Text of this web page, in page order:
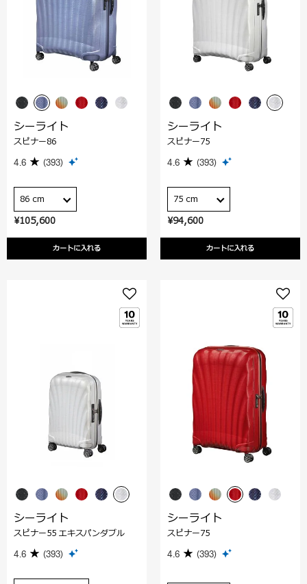
¥105,600
カートに入れる
シーライト
スピナー86
4.6 (393)
86 cm
¥94,600
カートに入れる
シーライト
スピナー75
4.6 (393)
75 cm
シーライト
スピナー55 エキスパンダブル
4.6 (393)
シーライト
スピナー75
4.6 (393)